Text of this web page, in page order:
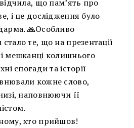
що пам’ять про
і це дослідження було
🙏Особливо
те, що на презентації
мешканці колишнього
спогади та історії
кожне слово,
наповнюючи її
хто прийшов!